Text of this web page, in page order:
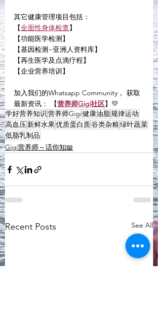
其它健康管理项目包括：
【全面性身体检查】
【功能医学检测】
【基因检测~亚洲人资料库】
【再生医学及点滴疗程】
【企业营养培训】
加入我们的Whatsapp Community， 获取
最新资讯： 【营养师Gigi社区】💛
学好营养知识营养师Gigi健康油脂规律运动
高血压新鲜水果优质蛋白质谷类杂粮绿叶蔬菜
低脂乳制品
Gigi营养师～话你知📖
Recent Posts See All